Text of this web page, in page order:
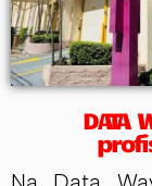
DATA